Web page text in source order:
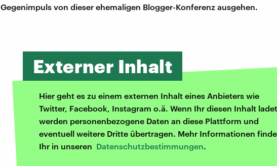
Gegenimpuls von dieser ehemaligen Blogger-Konferenz ausgehen.
Externer Inhalt
Hier geht es zu einem externen Inhalt eines Anbieters wie
Twitter, Facebook, Instagram o.ä. Wenn Ihr diesen Inhalt
werden personenbezogene Daten an diese Plattform und
eventuell weitere Dritte übertragen. Mehr Informationen
Ihr in unseren Datenschutzbestimmungen.